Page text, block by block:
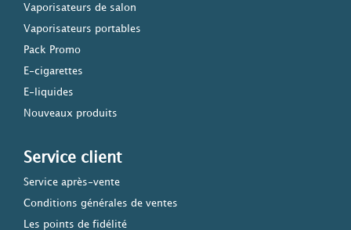
Vaporisateurs de salon
Vaporisateurs portables
Pack Promo
E-cigarettes
E-liquides
Nouveaux produits
Service client
Service après-vente
Conditions générales de ventes
Les points de fidélité